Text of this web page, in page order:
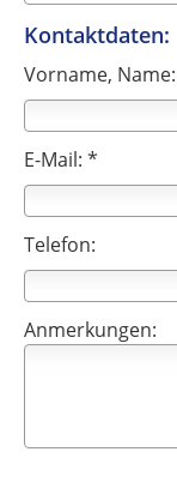
Kontaktdaten:
Vorname,
E-Mail: *
Telefon:
Anmerkungen: